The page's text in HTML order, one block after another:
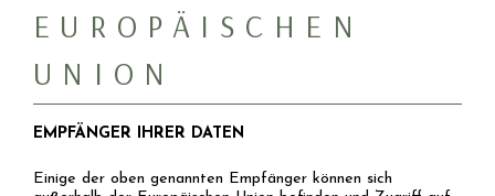
UROPÄISCHEN U
NION
EMPFÄNGER IHRER DATEN
Einige der oben genannten Empfänger können sich